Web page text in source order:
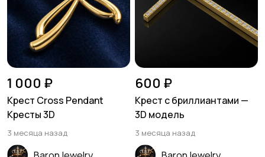
1 000 ₽
Крест Cross Pendant
Кресты 3D
3 месяца назад
600 ₽
Крест с бриллиантами —
3D модель
3 месяца назад